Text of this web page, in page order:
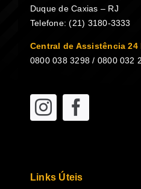
Duque de Caxias – RJ
Telefone: (21) 3180-3333
Central de Assistência 24
0800 038 3298 / 0800 032
Links Úteis